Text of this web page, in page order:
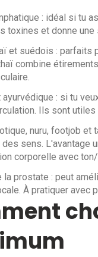
: idéal si tu
toxines et donne
et suédois : parfaits
combine
ayurvédique : si tu
Ils sont
nuru, footjob et
sens. L'avantage
corporelle avec
la prostate : peut
À pratiquer avec